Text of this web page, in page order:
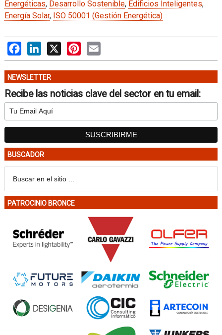
Energéticas, Desarrollo Sostenible, Edificios Inteligentes,
Energía Solar, ISO 50001 (Gestión Energética)
FacebookLinkedIn
X PinterestEmail
NEWSLETTER
Recibe las noticias clave del sector en tu email:
BUSCADOR
PATROCINIO BRONCE